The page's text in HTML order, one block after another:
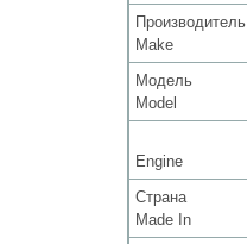
Производитель
Make
Модель
Model
Engine
Страна
Made In